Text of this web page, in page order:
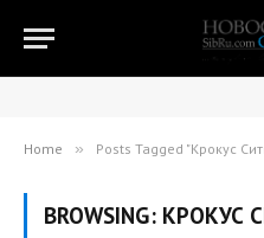
Home » Posts Tagged "Крокус
BROWSING: КРОКУС